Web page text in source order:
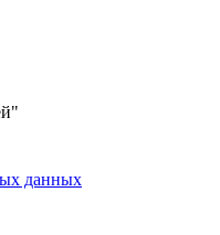
данных